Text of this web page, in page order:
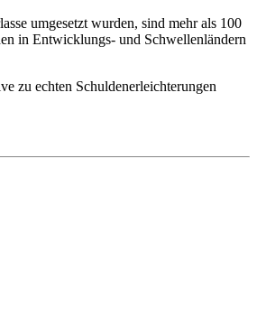
umgesetzt wurden, sind mehr als 100
in Entwicklungs- und Schwellenländern
zu echten Schuldenerleichterungen